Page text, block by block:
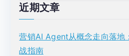
导
航
近期文章
营销AI Agent从概念走向落地
战指南